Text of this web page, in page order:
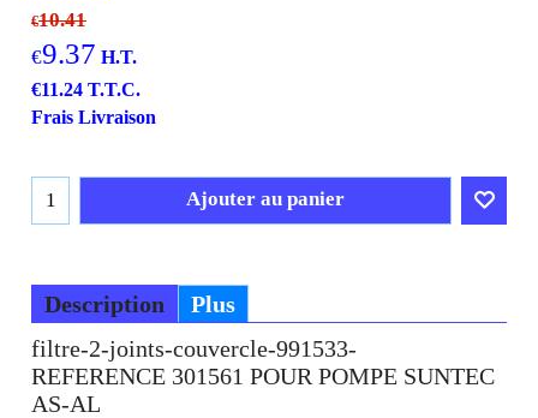
€10.41
€9.37 H.T.
€11.24 T.T.C.
Frais Livraison
Ajouter au panier
Description
Plus
filtre-2-joints-couvercle-991533-
REFERENCE 301561 POUR POMPE SUNTEC
AS-AL